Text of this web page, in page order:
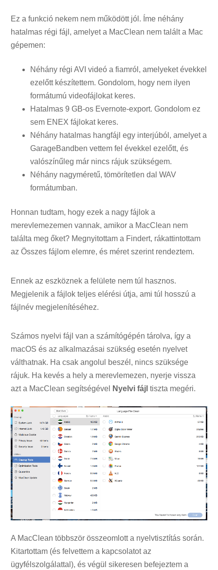
Ez a funkció nekem nem működött jól. Íme néhány
hatalmas régi fájl, amelyet a MacClean nem talált a Mac
gépemen:
Néhány régi AVI videó a fiamról, amelyeket évekkel
ezelőtt készítettem. Gondolom, hogy nem ilyen
formátumú videofájlokat keres.
Hatalmas 9 GB-os Evernote-export. Gondolom ez
sem ENEX fájlokat keres.
Néhány hatalmas hangfájl egy interjúból, amelyet a
GarageBandben vettem fel évekkel ezelőtt, és
valószínűleg már nincs rájuk szükségem.
Néhány nagyméretű, tömörítetlen dal WAV
formátumban.
Honnan tudtam, hogy ezek a nagy fájlok a
merevlemezemen vannak, amikor a MacClean nem
találta meg őket? Megnyitottam a Findert, rákattintottam
az Összes fájlom elemre, és méret szerint rendeztem.
Ennek az eszköznek a felülete nem túl hasznos.
Megjelenik a fájlok teljes elérési útja, ami túl hosszú a
fájlnév megjelenítéséhez.
Számos nyelvi fájl van a számítógépén tárolva, így a
macOS és az alkalmazásai szükség esetén nyelvet
válthatnak. Ha csak angolul beszél, nincs szüksége
rájuk. Ha kevés a hely a merevlemezen, nyerje vissza
azt a MacClean segítségével
Nyelvi fájl tiszta megéri.
A MacClean többször összeomlott a nyelvtisztítás során.
Kitartottam (és felvettem a kapcsolatot az
ügyfélszolgálattal), és végül sikeresen befejeztem a